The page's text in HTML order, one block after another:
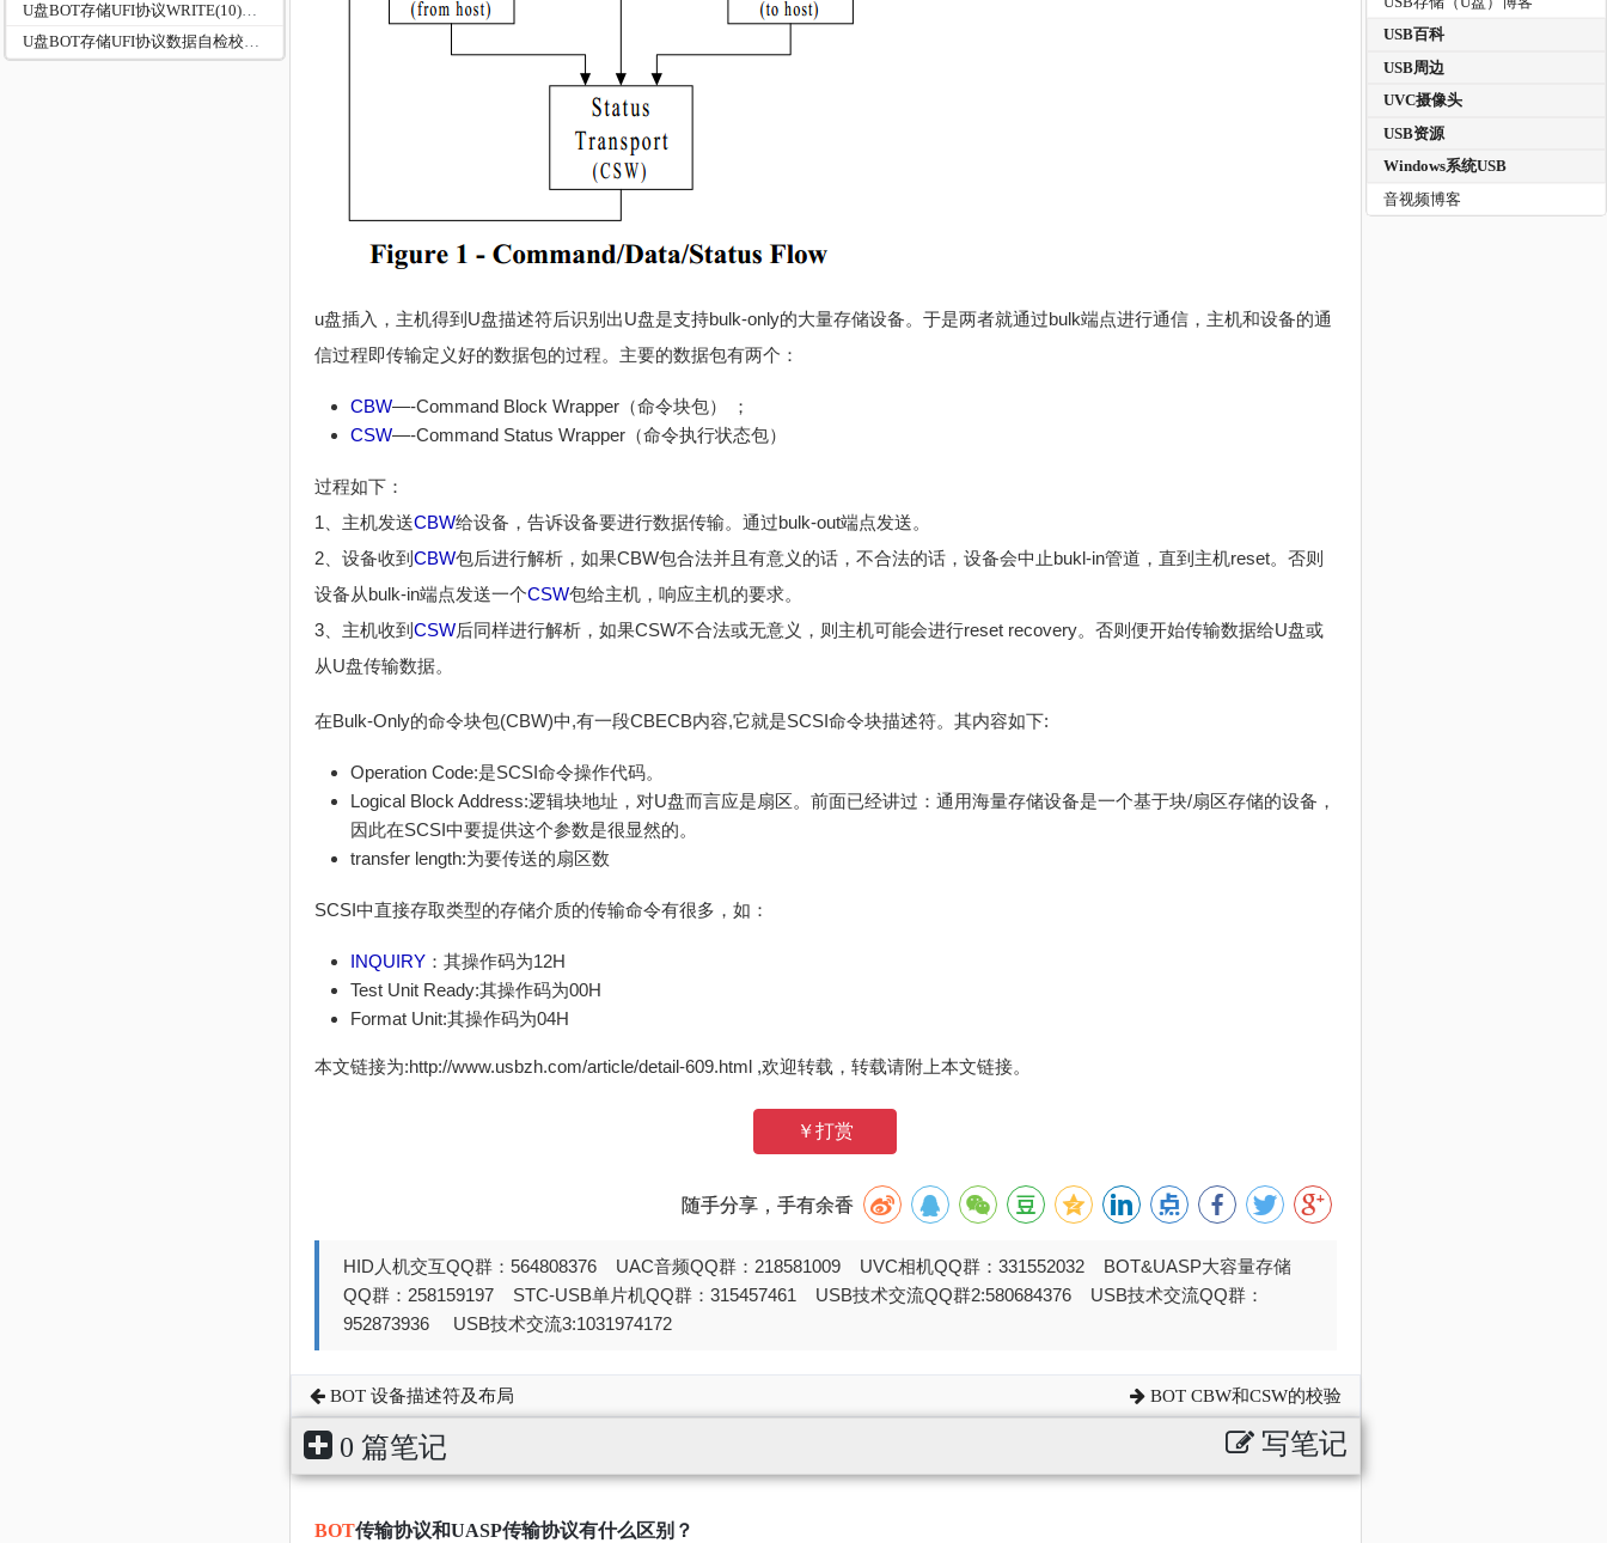
U盘BOT存储UFI协议数据自检校验命令VERIFY:0x2F
u盘插入，主机得到U盘描述符后识别出U盘是支持bulk-only的大量存储设备。于是两者就通过bulk端点进行通信，主机和设备的通
信过程即传输定义好的数据包的过程。主要的数据包有两个：
CBW—-Command Block Wrapper（命令块包） ；
CSW—-Command Status Wrapper（命令执行状态包）
过程如下：
1、主机发送CBW给设备，告诉设备要进行数据传输。通过bulk-out端点发送。
2、设备收到 CBW包后进行解析，如果CBW包合法并且有意义的话，不合法的话，设备会中止bukl-in管道，直到主机reset。否则
设备从bulk-in端点发送一个CSW包给主机，响应主机的要求。
3、主机收到 CSW后同样进行解析，如果CSW不合法或无意义，则主机可能会进行reset recovery。否则便开始传输数据给U盘或
从U盘传输数据。
在Bulk-Only的命令块包(CBW)中,有一段CBECB内容,它就是SCSI命令块描述符。其内容如下:
Operation Code:是SCSI命令操作代码。
Logical Block Address:逻辑块地址，对U盘而言应是扇区。前面已经讲过：通用海量存储设备是一个基于块/扇区存储的设备，
因此在SCSI中要提供这个参数是很显然的。
transfer length:为要传送的扇区数
SCSI中直接存取类型的存储介质的传输命令有很多，如：
INQUIRY：其操作码为12H
Test Unit Ready:其操作码为00H
Format Unit:其操作码为04H
本文链接为:http://www.usbzh.com/article/detail-609.html ,欢迎转载，转载请附上本文链接。
￥打赏
随手分享，手有余香
HID人机交互QQ群：564808376 UAC音频QQ群：218581009 UVC相机QQ群：331552032 BOT&UASP大容量存储
QQ群：258159197 STC-USB单片机QQ群：315457461 USB技术交流QQ群2:580684376 USB技术交流QQ群：
952873936 USB技术交流3:1031974172
BOT 设备描述符及布局 BOT CBW和CSW的校验
0 篇笔记 写笔记
BOT传输协议和UASP传输协议有什么区别？
USB百科
USB周边
UVC摄像头
USB资源
Windows系统USB
音视频博客